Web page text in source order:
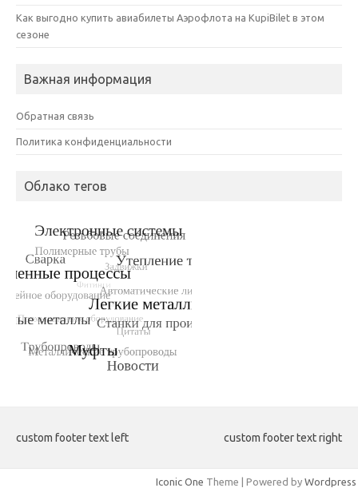
Как выгодно купить авиабилеты Аэрофлота на KupiBilet в этом
сезоне
Важная информация
Обратная связь
Политика конфиденциальности
Облако тегов
custom footer text left custom footer text right
Iconic One Theme | Powered by Wordpress